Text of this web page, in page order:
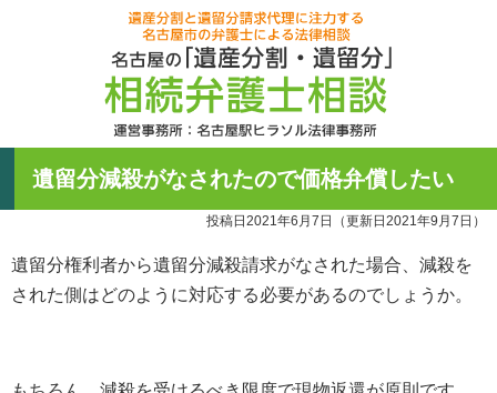
遺産分割と
運営事務所
052-756-
遺留分減殺がなされたので価格弁償したい
投稿日2021年6月7日 （更新日2021年9月7日）
遺留分権利者から遺留分減殺請求がなされた場合、減殺を
された側はどのように対応する必要があるのでしょうか。